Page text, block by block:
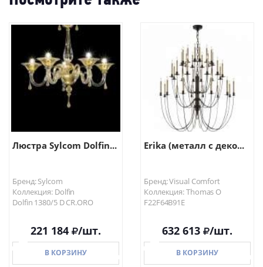
Люстра Sylcom Dolfin...
Бренд: Sylcom
Коллекция: Dolfin
Dolfin 1380/5 D CR.ORO
221 184 /шт.
В КОРЗИНУ
Erika (металл с деко...
Бренд: Visual Comfort
Коллекция: Thomas O
F22F64B91E
632 613 /шт.
В КОРЗИНУ